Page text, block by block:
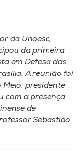
da Unoesc,
da primeira
em Defesa das
A reunião foi
presidente
com a presença
de
Sebastião